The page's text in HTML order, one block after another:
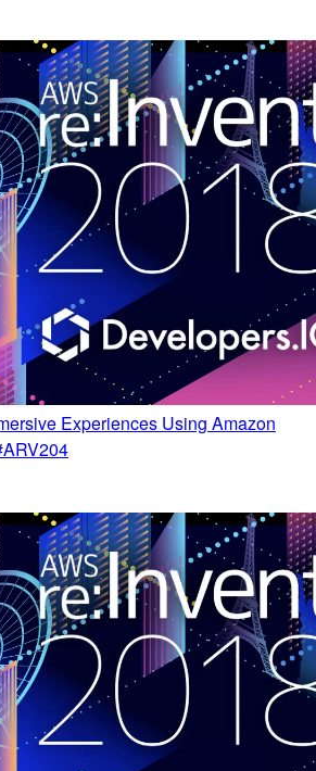
Experiences Using Amazon